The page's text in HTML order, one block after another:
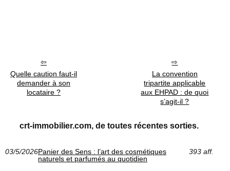
Quelle caution faut-il
demander à son
locataire ?
La convention
tripartite applicable
aux EHPAD : de quoi
s’agit-il ?
crt-immobilier.com, de toutes récentes sorties.
03/5/2026Panier des Sens : l’art des cosmétiques
naturels et parfumés au quotidien
393 aff.